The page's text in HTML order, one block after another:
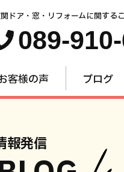
ドア・窓・リフォームに関する
089-
客様の声 ブログ
報発信